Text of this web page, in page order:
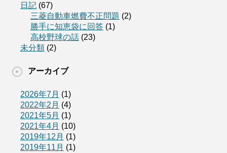
日記 (67)
三菱自動車燃費不正問題 (2)
勝手に知恵袋に回答 (1)
高校野球の話 (23)
未分類 (2)
アーカイブ
2026年7月 (1)
2022年2月 (4)
2021年5月 (1)
2021年4月 (10)
2019年12月 (1)
2019年11月 (1)